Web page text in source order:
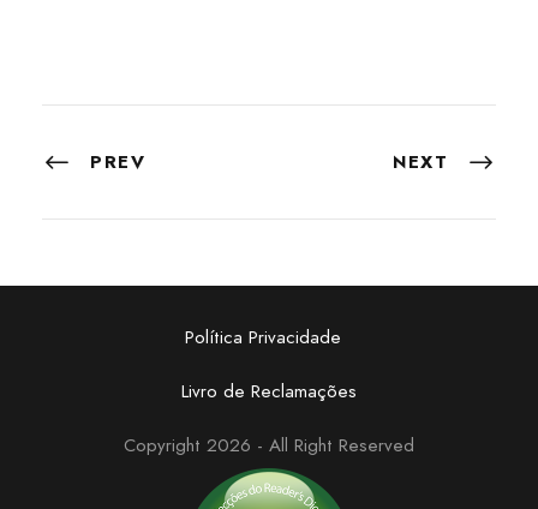
PREV NEXT
Política Privacidade
Livro de Reclamações
Copyright 2026 - All Right Reserved